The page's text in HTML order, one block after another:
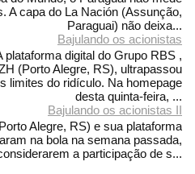
A capa do La Nación (Assunção,
Paraguai) não deixa...
Bajulando os acionistas
plataforma digital do Grupo RBS ,
(Porto Alegre, RS), ultrapassou
limites do ridículo. Na homepage
desta quinta-feira, ...
Bajulando os acionistas II
Alegre, RS) e sua plataforma
na bola na semana passada,
a participação de s...